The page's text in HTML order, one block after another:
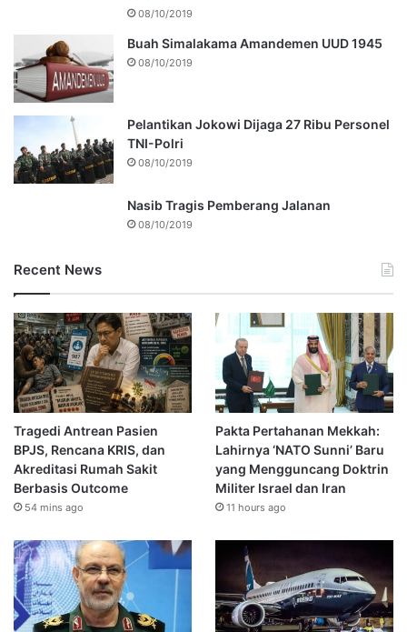
08/10/2019
Buah Simalakama Amandemen UUD 1945
08/10/2019
Pelantikan Jokowi Dijaga 27 Ribu Personel
TNI-Polri
08/10/2019
Nasib Tragis Pemberang Jalanan
08/10/2019
Recent News
Tragedi Antrean Pasien
BPJS, Rencana KRIS, dan
Akreditasi Rumah Sakit
Berbasis Outcome
54 mins ago
Pakta Pertahanan Mekkah:
Lahirnya ‘NATO Sunni’ Baru
yang Mengguncang Doktrin
Militer Israel dan Iran
11 hours ago